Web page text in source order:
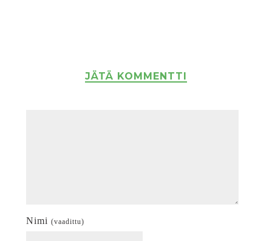
JÄTÄ KOMMENTTI
Nimi (vaadittu)